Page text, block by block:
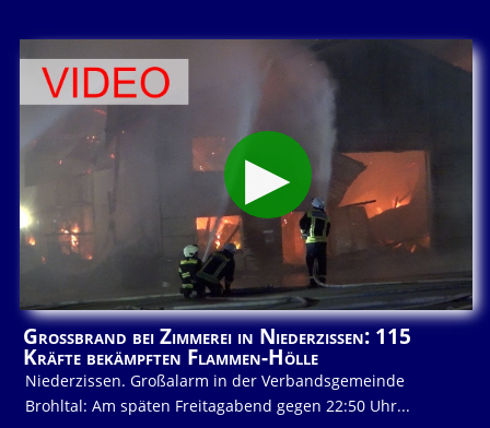
Großbrand bei Zimmerei in Niederzissen: 115
Kräfte bekämpften Flammen-Hölle
Niederzissen. Großalarm in der Verbandsgemeinde
Brohltal: Am späten Freitagabend gegen 22:50 Uhr...